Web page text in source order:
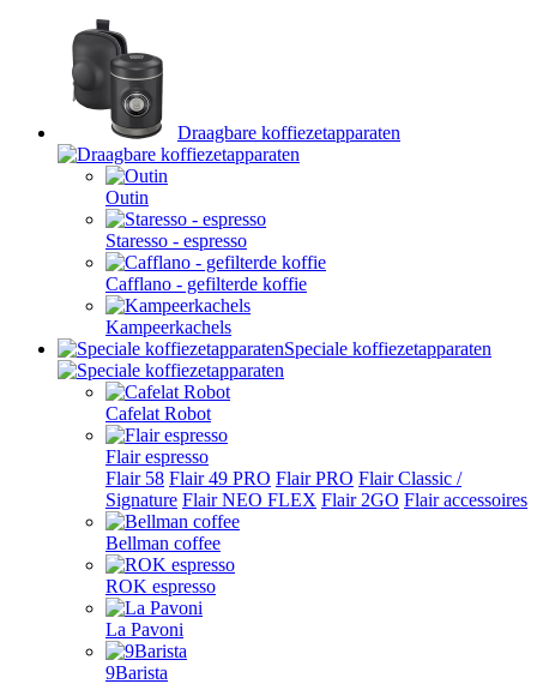
Draagbare koffiezetapparaten
Outin
Staresso - espresso
Cafflano - gefilterde koffie
Kampeerkachels
Speciale koffiezetapparaten
Cafelat Robot
Flair espresso
Flair 58 Flair 49 PRO Flair PRO Flair Classic /
Signature Flair NEO FLEX Flair 2GO Flair accessoires
Bellman coffee
ROK espresso
La Pavoni
9Barista